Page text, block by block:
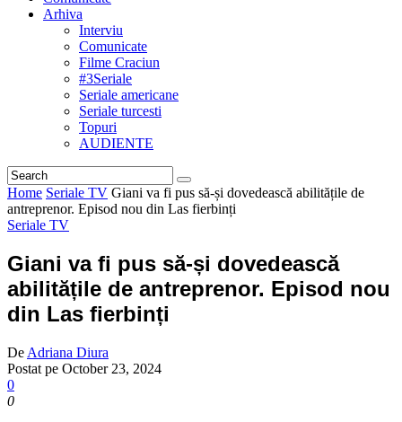
Arhiva
Interviu
Comunicate
Filme Craciun
#3Seriale
Seriale americane
Seriale turcesti
Topuri
AUDIENTE
Home Seriale TV Giani va fi pus să-și dovedească abilitățile de
antreprenor. Episod nou din Las fierbinți
Seriale TV
Giani va fi pus să-și dovedească
abilitățile de antreprenor. Episod nou
din Las fierbinți
De Adriana Diura
Postat pe October 23, 2024
0
0